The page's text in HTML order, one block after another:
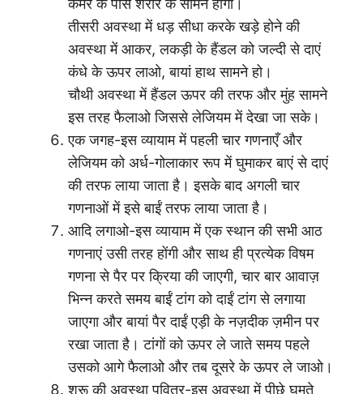
कमर के पास शरीर के सामने होगा।
तीसरी अवस्था में धड़ सीधा करके खड़े होने की
अवस्था में आकर, लकड़ी के हैंडल को जल्दी से दाएं
कंधे के ऊपर लाओ, बायां हाथ सामने हो।
चौथी अवस्था में हैंडल ऊपर की तरफ और मुंह सामने
इस तरह फैलाओ जिससे लेजियम में देखा जा सके।
एक जगह-इस व्यायाम में पहली चार गणनाएँ और
लेजियम को अर्ध-गोलाकार रूप में घुमाकर बाएं से दाएं
की तरफ लाया जाता है। इसके बाद अगली चार
गणनाओं में इसे बाईं तरफ लाया जाता है।
आदि लगाओ-इस व्यायाम में एक स्थान की सभी आठ
गणनाएं उसी तरह होंगी और साथ ही प्रत्येक विषम
गणना से पैर पर क्रिया की जाएगी, चार बार आवाज़
भिन्न करते समय बाईं टांग को दाईं टांग से लगाया
जाएगा और बायां पैर दाईं एड़ी के नज़दीक ज़मीन पर
रखा जाता है। टांगों को ऊपर ले जाते समय पहले
उसको आगे फैलाओ और तब दूसरे के ऊपर ले जाओ।
शुरू की अवस्था पवित्र-इस अवस्था में पीछे घूमते